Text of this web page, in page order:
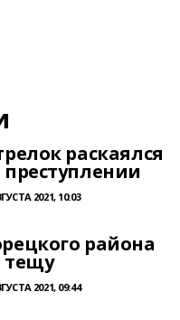
раскаялся
2021, 10:03
района
тещу
2021, 09:44